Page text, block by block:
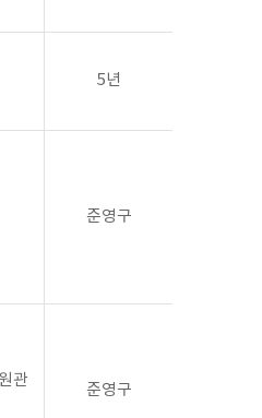
5년
준영구
관
준영구